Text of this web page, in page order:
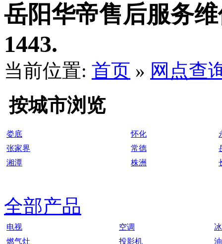
岳阳华帝售后服务
1443.
当前位置: 首页 » 网点查
按城市浏览
娄底 怀化
张家界
常德
湘潭
株洲
全部产品
电视 空调
燃气灶
投影机